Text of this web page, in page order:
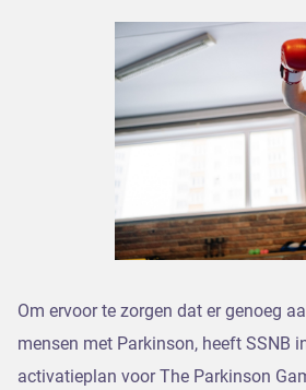
Om ervoor te zorgen dat er genoeg
mensen met Parkinson, heeft SSNB
activatieplan voor The Parkinson